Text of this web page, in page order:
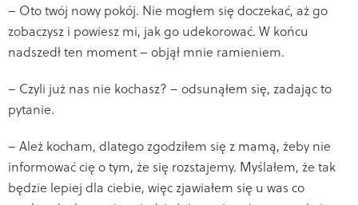
– Oto twój nowy pokój. Nie mogłem się doczekać, aż go
zobaczysz i powiesz mi, jak go udekorować. W końcu
nadszedł ten moment – objął mnie ramieniem.
– Czyli już nas nie kochasz? – odsunąłem się, zadając to
pytanie.
– Ależ kocham, dlatego zgodziłem się z mamą, żeby nie
informować cię o tym, że się rozstajemy. Myślałem, że tak
będzie lepiej dla ciebie, więc zjawiałem się u was co